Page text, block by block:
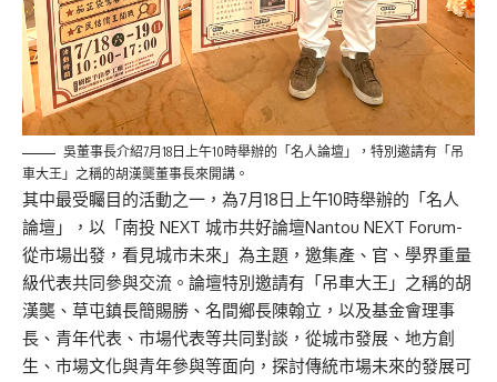
吳董事長介紹7月18日上午10時舉辦的「名人論壇」，特別邀請有「吊
車大王」之稱的胡漢龑董事長來開講。
其中最受矚目的活動之一，為7月18日上午10時舉辦的「名人
論壇」，以「南投 NEXT 城市共好論壇Nantou NEXT Forum-
從市場出發，看見城市未來」為主題，邀集產、官、學界重量
級代表共同參與交流。論壇特別邀請有「吊車大王」之稱的胡
漢龑、草屯鎮長簡賜勝、名間鄉長陳翰立，以及基金會理事
長、青年代表、市場代表等共同對談，從城市發展、地方創
生、市場文化與青年參與等面向，探討傳統市場未來的發展可